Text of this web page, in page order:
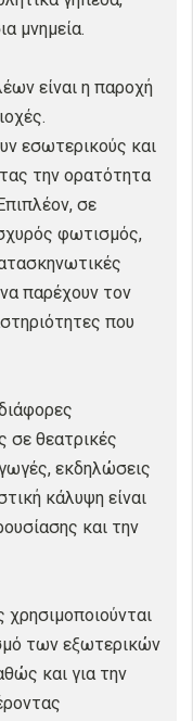
μνημεία.
είναι η παροχή
εσωτερικούς και
την ορατότητα
σε
φωτισμός,
παρέχουν τον
που
σε θεατρικές
εκδηλώσεις
κάλυψη είναι
και την
χρησιμοποιούνται
των εξωτερικών
και για την